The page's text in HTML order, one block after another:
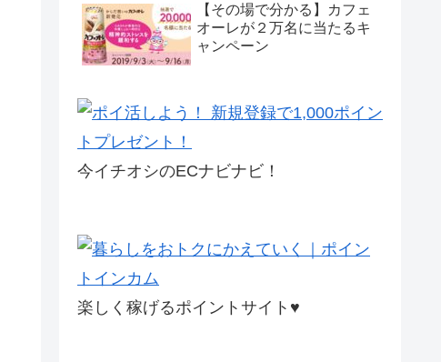
【その場で分かる】カフェ
オーレが２万名に当たるキ
ャンペーン
今イチオシのECナビナビ！
楽しく稼げるポイントサイト♥